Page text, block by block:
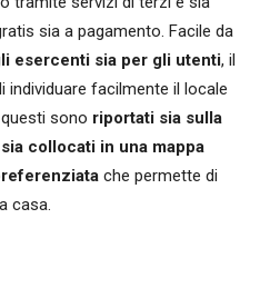
sia a pagamento. Facile da
esercenti sia per gli utenti, il
facilmente il locale
sono riportati sia sulla
collocati in una mappa
che permette di
casa.